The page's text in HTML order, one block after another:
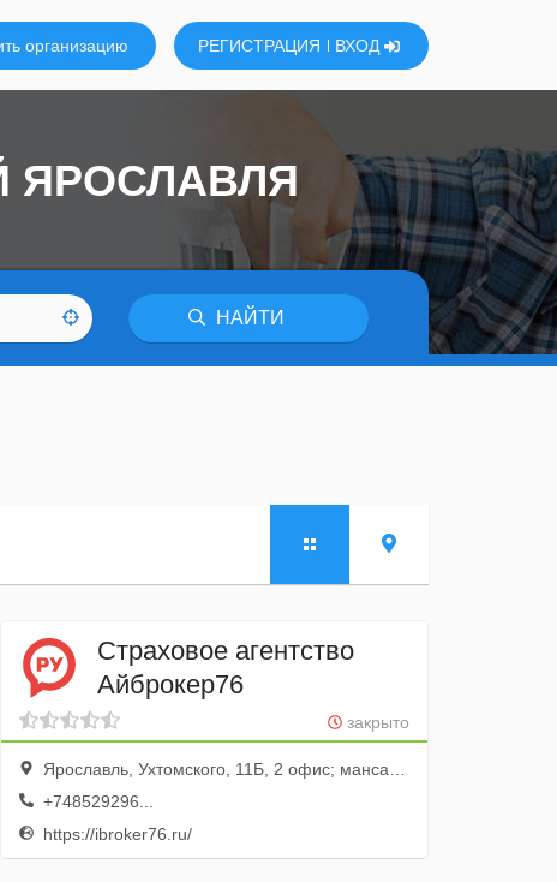
организацию РЕГИСТРАЦИЯ ВХОД
НАЙТИ
ЯРОСЛАВЛЯ
Страховое агентство
Айброкер76
закрыто
Ярославль, Ухтомского, 11Б, 2 офис; мансардный этаж
+748529296...
https://ibroker76.ru/